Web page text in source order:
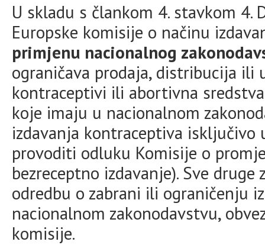
U skladu s člankom 4. stavkom 4.
Europske komisije o načinu
primjenu nacionalnog
ograničava prodaja, distribucija ili
kontraceptivi ili abortivna
koje imaju u nacionalnom
izdavanja kontraceptiva isključivo
provoditi odluku Komisije o
bezreceptno izdavanje). Sve
odredbu o zabrani ili ograničenju
nacionalnom zakonodavstvu,
komisije.